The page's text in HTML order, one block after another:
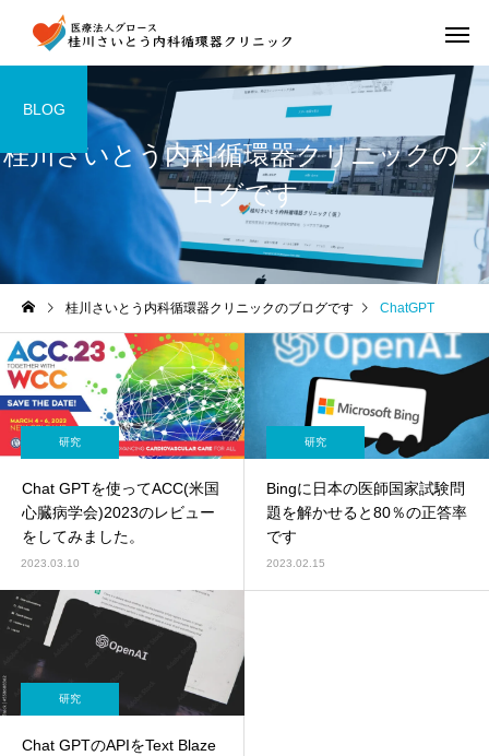
桂川さいとう内科循環器クリニックのブ
ログです
BLOG
桂川さいとう内科循環器クリニックのブログです ChatGPT
研究
Chat GPTを使ってACC(米国
心臓病学会)2023のレビュー
をしてみました。
2023.03.10
研究
Bingに日本の医師国家試験問
題を解かせると80％の正答率
です
2023.02.15
研究
Chat GPTのAPIをText Blaze